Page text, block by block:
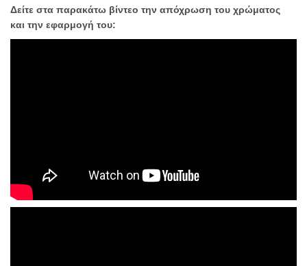
Δείτε στα παρακάτω βίντεο την απόχρωση του χρώματος
και την εφαρμογή του: